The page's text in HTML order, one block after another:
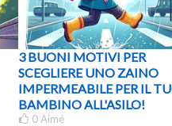
3 BUONI MOTIVI PER
SCEGLIERE UNO ZAINO
IMPERMEABILE PER IL
BAMBINO ALL'ASILO!
0Aimé